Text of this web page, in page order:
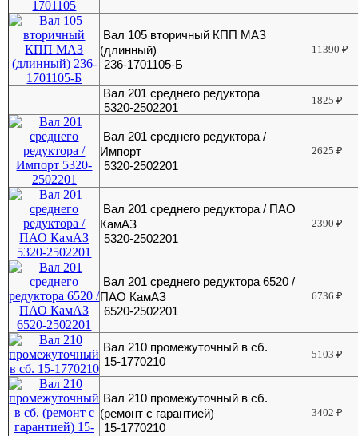
Вал 105 вторичный КПП МАЗ
(длинный)
236-1701105-Б
11390₽
Вал 201 среднего редуктора
5320-2502201
1825₽
Вал 201 среднего редуктора /
Импорт
5320-2502201
2625₽
Вал 201 среднего редуктора / ПАО
КамАЗ
5320-2502201
2390₽
Вал 201 среднего редуктора 6520 /
ПАО КамАЗ
6520-2502201
6736₽
Вал 210 промежуточный в сб.
15-1770210
5103₽
Вал 210 промежуточный в сб.
(ремонт с гарантией)
15-1770210
3402₽